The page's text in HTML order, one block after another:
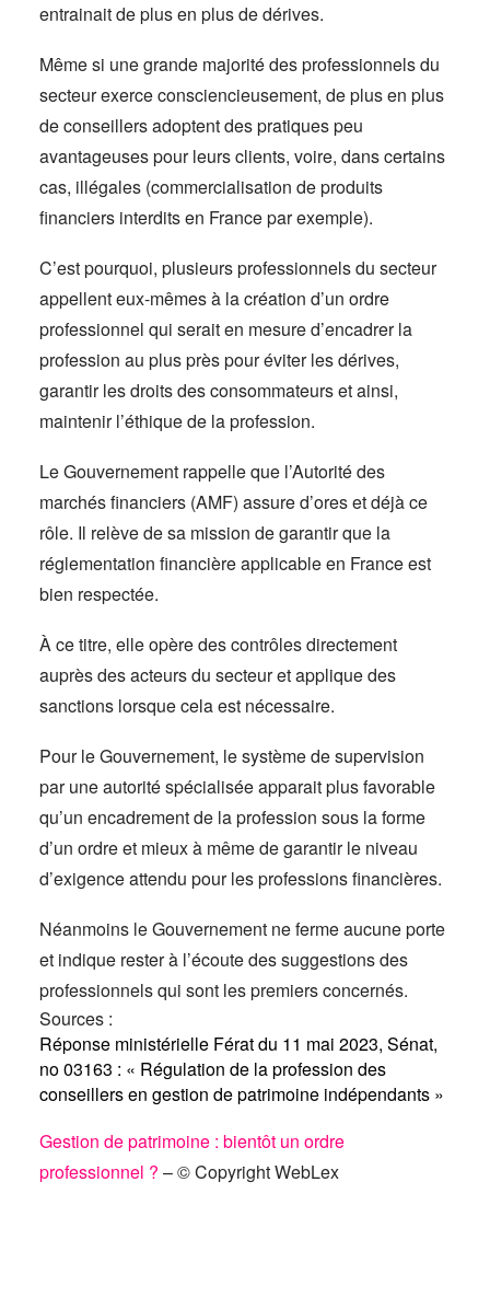
entrainait de plus en plus de dérives.
Même si une grande majorité des professionnels du
secteur exerce consciencieusement, de plus en plus
de conseillers adoptent des pratiques peu
avantageuses pour leurs clients, voire, dans certains
cas, illégales (commercialisation de produits
financiers interdits en France par exemple).
C’est pourquoi, plusieurs professionnels du secteur
appellent eux-mêmes à la création d’un ordre
professionnel qui serait en mesure d’encadrer la
profession au plus près pour éviter les dérives,
garantir les droits des consommateurs et ainsi,
maintenir l’éthique de la profession.
Le Gouvernement rappelle que l’Autorité des
marchés financiers (AMF) assure d’ores et déjà ce
rôle. Il relève de sa mission de garantir que la
réglementation financière applicable en France est
bien respectée.
À ce titre, elle opère des contrôles directement
auprès des acteurs du secteur et applique des
sanctions lorsque cela est nécessaire.
Pour le Gouvernement, le système de supervision
par une autorité spécialisée apparait plus favorable
qu’un encadrement de la profession sous la forme
d’un ordre et mieux à même de garantir le niveau
d’exigence attendu pour les professions financières.
Néanmoins le Gouvernement ne ferme aucune porte
et indique rester à l’écoute des suggestions des
professionnels qui sont les premiers concernés.
Sources :
Réponse ministérielle Férat du 11 mai 2023, Sénat,
no 03163 : « Régulation de la profession des
conseillers en gestion de patrimoine indépendants »
Gestion de patrimoine : bientôt un ordre
professionnel ? – © Copyright WebLex